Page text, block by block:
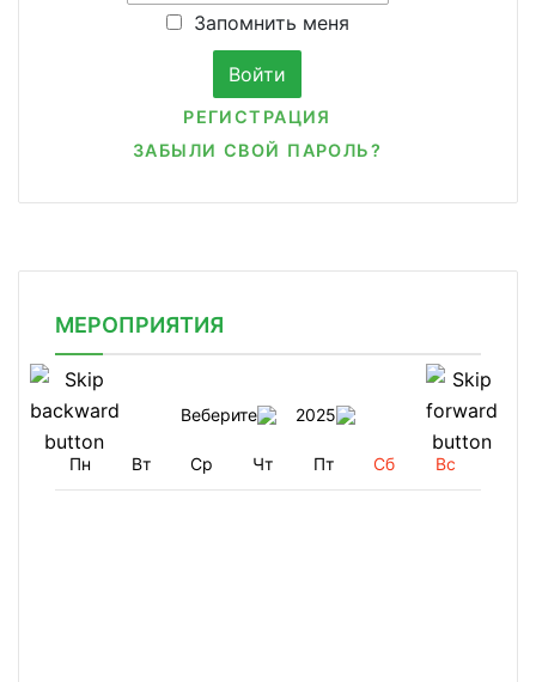
Запомнить меня
РЕГИСТРАЦИЯ
ЗАБЫЛИ СВОЙ ПАРОЛЬ?
МЕРОПРИЯТИЯ
Веберите 2025
Пн Вт Ср Чт Пт Сб Вс